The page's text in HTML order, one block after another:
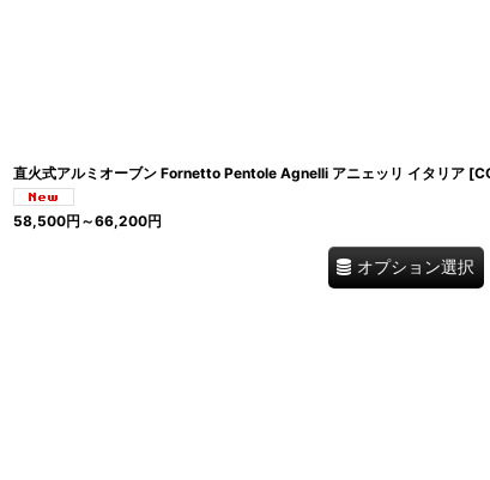
直火式アルミオーブン Fornetto Pentole Agnelli アニェッリ イタリア [
58,500円 ～66,200円
オプション選択